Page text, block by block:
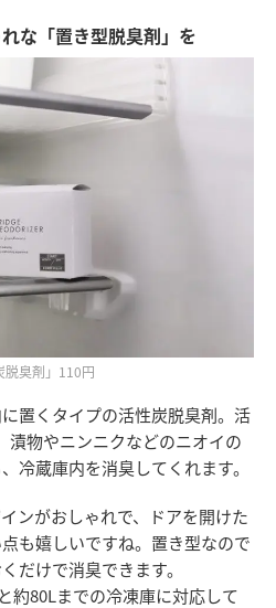
な「置き型脱臭剤」を
脱臭剤」110円
置くタイプの活性炭脱臭剤。活
漬物やニンニクなどのニオイの
冷蔵庫内を消臭してくれます。
ンがおしゃれで、ドアを開けた
も嬉しいですね。置き型なので
だけで消臭できます。
約80Lまでの冷凍庫に対応して